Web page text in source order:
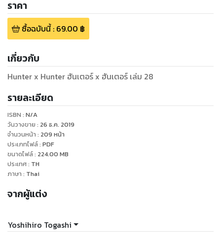
ราคา
ซื้อฉบับนี้: 69.00 ฿
เกี่ยวกับ
Hunter x Hunter ฮันเตอร์ x ฮันเตอร์ เล่ม 28
รายละเอียด
ISBN : N/A
วันวางขาย : 26 ธ.ค. 2019
จำนวนหน้า : 209 หน้า
ประเภทไฟล์: PDF
ขนาดไฟล์: 224.00 MB
ประเทศ: TH
ภาษา : Thai
จากผู้แต่ง
Yoshihiro Togashi